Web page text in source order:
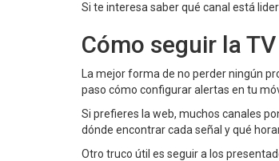
Si te interesa saber qué canal está
Cómo seguir la
La mejor forma de no perder ningún
paso cómo configurar alertas en tu
Si prefieres la web, muchos canales
dónde encontrar cada señal y qué
Otro truco útil es seguir a los